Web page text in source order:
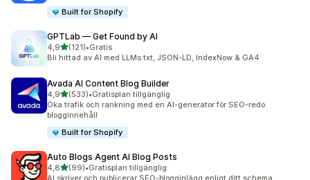
Built for Shopify
GPTLab — Get Found by AI
4,9av 5 stjärnor
(121)
121 recensioner totalt
•Gratis
Bli hittad av AI med LLMs.txt, JSON-LD, IndexNow & GA4
Avada AI Content Blog Builder
4,9av 5 stjärnor
(533)
533 recensioner totalt
•Gratisplan tillgänglig
Öka trafik och rankning med en AI-generator för SEO-redo
blogginnehåll
Built for Shopify
Auto Blogs Agent AI Blog Posts
4,8av 5 stjärnor
(99)
99 recensioner totalt
•Gratisplan tillgänglig
AI skriver och publicerar SEO-blogginlägg enligt ditt schema.